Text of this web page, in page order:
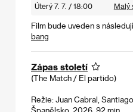
Úterý 7. 7. / 18:00 Malý
Film bude uveden s
bang
Zápas století
(The Match / El partido)
Režie: Juan Cabral,
Španělsko, 2026, 92 min